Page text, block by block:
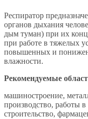
Респиратор
органов дыхания
дым туман) при их
при работе в тяжелых
повышенных и
влажности.
Рекомендуемые
машиностроение,
производство, работы в
строительство,